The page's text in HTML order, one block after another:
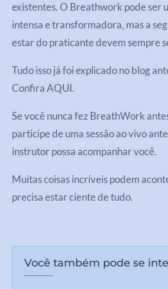
existentes. O Breathwork pode ser
intensa e transformadora, mas a
estar do praticante devem sempre
Tudo isso já foi explicado no blog
Confira AQUI.
Se você nunca fez BreathWork
participe de uma sessão ao vivo
instrutor possa acompanhar você.
Muitas coisas incríveis podem
precisa estar ciente de tudo.
Você também pode se